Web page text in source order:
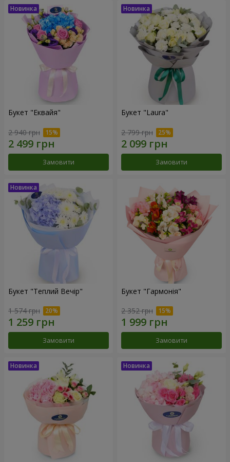
Букет "Еквайя"
2 940 грн
Замовити
Букет "Laura"
2 799 грн
Замовити
Букет "Теплий Вечір"
1 574 грн
Замовити
Букет "Гармонія"
2 352 грн
Замовити